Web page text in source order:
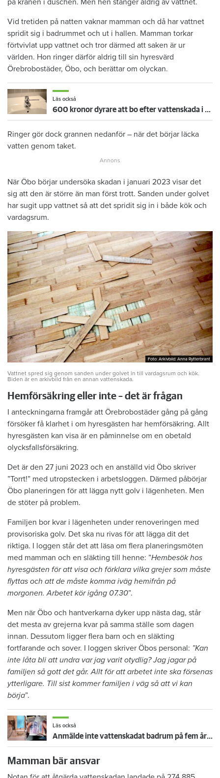
på kranen i duschen. Men hen stänger aldrig av vattnet.
Vid tretiden på natten vaknar mamman och då har vattnet
spridit sig i badrummet och ut i hallen. Mamman torkar
förtvivlat upp vattnet och tror därmed att saken är ur
världen. Hon ringer därför aldrig till sin hyresvärd
Örebrobostäder, Öbo, och berättar om olyckan.
Läs också
600 kronor dyrare att bo efter vattenskada i Varberg
Ringer gör dock grannen nedanför – när det börjar läcka
vatten genom taket.
När Öbo börjar undersöka skadan i januari 2023 visar det
sig att den är större än man först trott. Sanden under golvet
har sugit upp vattnet så att det spridit sig in i både kök och
vardagsrum.
Foto: Arkivbild: Anna Rytterbrant
Foto: Arkivbild: Anna Rytterbrant
Vattnet spred sig genom sanden under golvet in till vardagsrum och kök.
Biden är en arkivbild från en annan vattenskada.
Hemförsäkring eller inte – det är frågan
I anteckningarna framgår att Örebrobostäder gång på gång
försöker få klarhet i om hyresgästen har hemförsäkring. Allt
hyresgästen kan visa är en påminnelse om en obetald
olycksfallsförsäkring.
Det är den 27 juni 2023 och en anställd vid Öbo skriver
”Torrt!” med utropstecken i arbetsloggen. Därmed påbörjar
Öbo planeringen för att lägga nytt golv i lägenheten. Men
de stöter på problem.
Familjen bor kvar i lägenheten under renoveringen med
provisoriska golv. Det ska nu rivas för att lägga dit det
riktiga. I loggen står det att läsa om flera planeringsmöten
med mamman och en släkting till henne: ”Hembesök hos
hyresgästen för att visa och förklara vilka grejer som måste
flyttas och att de måste komma iväg hemifrån på
morgonen. Arbetet kör igång 07.30”.
Men när Öbo och hantverkarna dyker upp nästa dag, står
det mesta av grejerna kvar på samma ställe som dagen
innan. Dessutom ligger flera barn och en släkting
fortfarande och sover. I loggen skriver Öbos personal: ”Kan
inte låta bli att undra var jag varit otydlig? Jag jagar på
familjen så gott det går. Allt för att arbetet inte ska försenas
ytterligare. Till sist kommer familjen i väg så att vi kan
börja”.
Läs också
Anmälde inte vattenskadat badrum på fem år – krävs på 125 000 kronor
Mamman bär ansvar